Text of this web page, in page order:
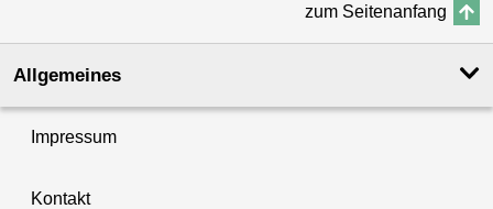
zum Seitenanfang
Allgemeines
Impressum
Kontakt